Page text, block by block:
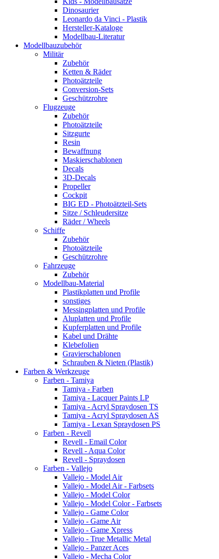
Dinosaurier
Leonardo da Vinci - Plastik
Hersteller-Kataloge
Modellbau-Literatur
Modellbauzubehör
Militär
Zubehör
Ketten & Räder
Photoätzteile
Conversion-Sets
Geschützrohre
Flugzeuge
Zubehör
Photoätzteile
Sitzgurte
Resin
Bewaffnung
Maskierschablonen
Decals
3D-Decals
Propeller
Cockpit
BIG ED - Photoätzteil-Sets
Sitze / Schleudersitze
Räder / Wheels
Schiffe
Zubehör
Photoätzteile
Geschützrohre
Fahrzeuge
Zubehör
Modellbau-Material
Plastikplatten und Profile
sonstiges
Messingplatten und Profile
Aluplatten und Profile
Kupferplatten und Profile
Kabel und Drähte
Klebefolien
Gravierschablonen
Schrauben & Nieten (Plastik)
Farben & Werkzeuge
Farben - Tamiya
Tamiya - Farben
Tamiya - Lacquer Paints LP
Tamiya - Acryl Spraydosen TS
Tamiya - Acryl Spraydosen AS
Tamiya - Lexan Spraydosen PS
Farben - Revell
Revell - Email Color
Revell - Aqua Color
Revell - Spraydosen
Farben - Vallejo
Vallejo - Model Air
Vallejo - Model Air - Farbsets
Vallejo - Model Color
Vallejo - Model Color - Farbsets
Vallejo - Game Color
Vallejo - Game Air
Vallejo - Game Xpress
Vallejo - True Metallic Metal
Vallejo - Panzer Aces
Vallejo - Mecha Color